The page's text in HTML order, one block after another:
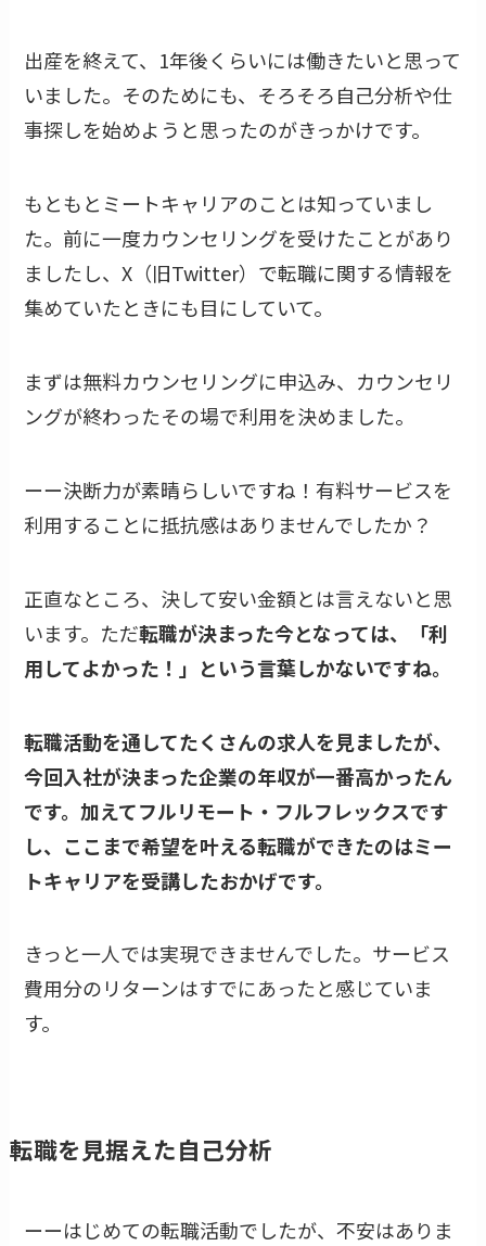
出産を終えて、1年後くらいには働きたいと思って
いました。そのためにも、そろそろ自己分析や仕
事探しを始めようと思ったのがきっかけです。
もともとミートキャリアのことは知っていまし
た。前に一度カウンセリングを受けたことがあり
ましたし、X（旧Twitter）で転職に関する情報を
集めていたときにも目にしていて。
まずは無料カウンセリングに申込み、カウンセリ
ングが終わったその場で利用を決めました。
ーー決断力が素晴らしいですね！有料サービスを
利用することに抵抗感はありませんでしたか？
正直なところ、決して安い金額とは言えないと思
います。ただ転職が決まった今となっては、「利
用してよかった！」という言葉しかないですね。
転職活動を通してたくさんの求人を見ましたが、
今回入社が決まった企業の年収が一番高かったん
です。加えてフルリモート・フルフレックスです
し、ここまで希望を叶える転職ができたのはミー
トキャリアを受講したおかげです。
きっと一人では実現できませんでした。サービス
費用分のリターンはすでにあったと感じていま
す。
転職を見据えた自己分析
ーーはじめての転職活動でしたが、不安はありま